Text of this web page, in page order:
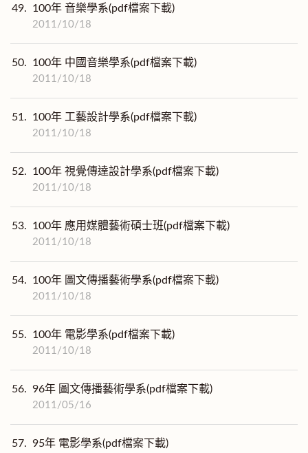
49. 100年 音樂學系(pdf檔案下載)
2011/10/18
50. 100年 中國音樂學系(pdf檔案下載)
2011/10/18
51. 100年 工藝設計學系(pdf檔案下載)
2011/10/18
52. 100年 視覺傳達設計學系(pdf檔案下載)
2011/10/18
53. 100年 應用媒體藝術碩士班(pdf檔案下載)
2011/10/18
54. 100年 圖文傳播藝術學系(pdf檔案下載)
2011/10/18
55. 100年 電影學系(pdf檔案下載)
2011/10/18
56. 96年 圖文傳播藝術學系(pdf檔案下載)
2011/05/16
57. 95年 電影學系(pdf檔案下載)